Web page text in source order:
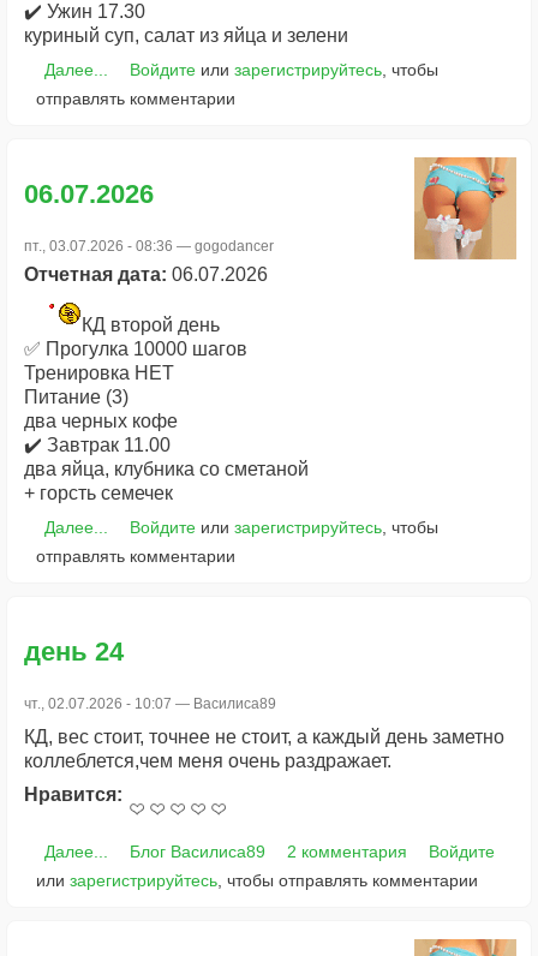
✔️ Ужин 17.30
куриный суп, салат из яйца и зелени
Далее... Войдитеили зарегистрируйтесь, чтобы
отправлять комментарии
06.07.2026
пт., 03.07.2026 - 08:36 — gogodancer
Отчетная дата: 06.07.2026
КД второй день
✅ Прогулка 10000 шагов
Тренировка НЕТ
Питание (3)
два черных кофе
✔️ Завтрак 11.00
два яйца, клубника со сметаной
+ горсть семечек
Далее... Войдитеили зарегистрируйтесь, чтобы
отправлять комментарии
день 24
чт., 02.07.2026 - 10:07 — Василиса89
КД, вес стоит, точнее не стоит, а каждый день заметно
коллеблется,чем меня очень раздражает.
Нравится:
Далее... Блог Василиса89 2 комментария
Войдите
или зарегистрируйтесь, чтобы отправлять комментарии